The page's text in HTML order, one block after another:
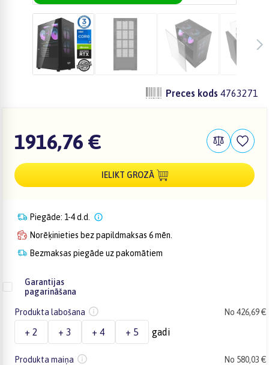
Preces kods 4763271
1916,76 €
IELIKT GROZĀ
Piegāde: 1-4 d.d.
Norēķinieties bez papildmaksas 6 mēn.
Bezmaksas piegāde uz pakomātiem
Garantijas
pagarināšana
Produkta labošana No 426,69 €
+ 2 + 3 + 4 + 5 gadi
Produkta maiņa No 580,03 €